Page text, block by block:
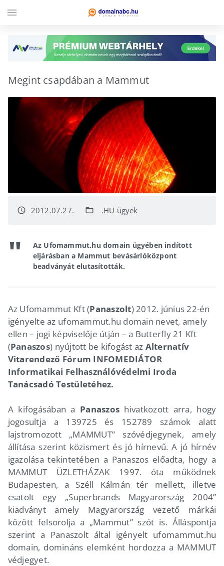
Megint csapdában a Mammut
access_time 2012.07.27. folder_open .HU ügyek
Az Ufomammut.hu domain ügyében indított
eljárásban a Mammut bevásárlóközpont
beadványát elutasították.
Az Ufomammut Kft (Panaszolt) 2012. június 22-én
igényelte az ufomammut.hu domain nevet, amely
ellen – jogi képviselője útján – a Butterfly 21 Kft
(Panaszos) nyújtott be kifogást az Alternatív
Vitarendező Fórum INFOMEDIÁTOR
Informatikai Felhasználóvédelmi Iroda
Tanácsadó Testületéhez.
A kifogásában a Panaszos hivatkozott arra, hogy
jogosultja a 139725 és 152789 számok alatt
lajstromozott „MAMMUT” szóvédjegynek, amely
állítása szerint közismert és jó hírnevű. A jó hírnév
igazolása tekintetében a Panaszos előadta, hogy a
MAMMUT ÜZLETHÁZAK 1997. óta működnek
Budapesten, a Széll Kálmán tér mellett, illetve
csatolt egy „Superbrands Magyarország 2004”
kiadványt amely Magyarország vezető márkái
között felsorolja a „Mammut” szót is. Álláspontja
szerint a Panaszolt által igényelt ufomammut.hu
domain, domináns elemként hordozza a MAMMUT
védjegyet.
menu